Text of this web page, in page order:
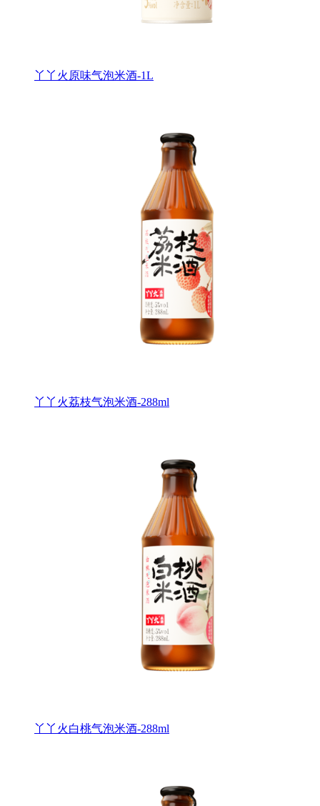
丫丫火原味气泡米酒-1L
丫丫火荔枝气泡米酒-288ml
丫丫火白桃气泡米酒-288ml